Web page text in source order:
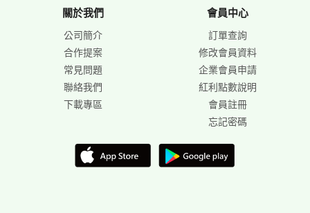
關於我們
公司簡介
合作提案
常見問題
聯絡我們
下載專區
會員中心
訂單查詢
修改會員資料
企業會員申請
紅利點數說明
會員註冊
忘記密碼